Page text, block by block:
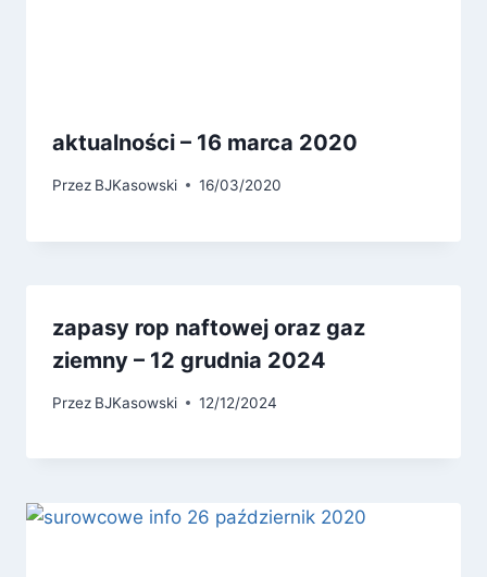
aktualności – 16 marca 2020
Przez BJKasowski 16/03/2020
zapasy rop naftowej oraz gaz
ziemny – 12 grudnia 2024
Przez BJKasowski 12/12/2024